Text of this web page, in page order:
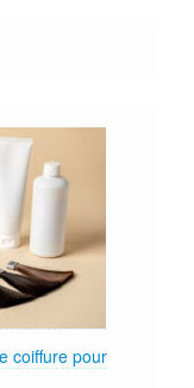
coiffure pour